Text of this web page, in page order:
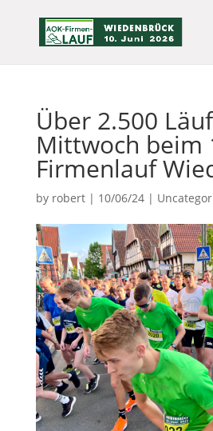
Über 2.500
Mittwoch beim
Firmenlauf
by robert| 10/06/24|